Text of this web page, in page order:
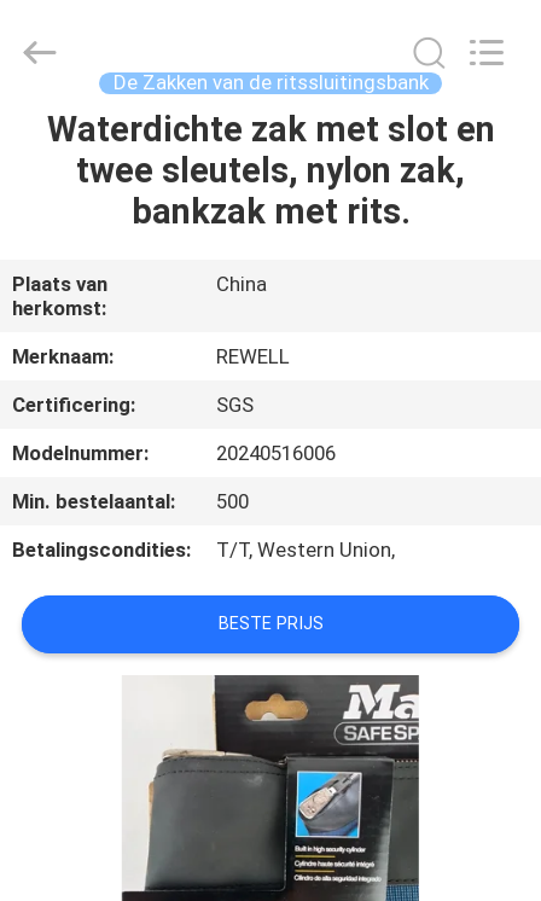
HUIS
PRODUCTEN
ONGEVEER
ONS
FABRIEKSREIS
SITEMAP
PRIVACY
Limited.
De Zakken van de ritssluitingsbank
Waterdichte zak met slot en
twee sleutels, nylon zak,
bankzak met rits.
Plaats van
herkomst:
China
Merknaam:
REWELL
Certificering:
SGS
Modelnummer:
20240516006
Min. bestelaantal:
500
Betalingscondities:
T/T, Western Union,
BESTE PRIJS